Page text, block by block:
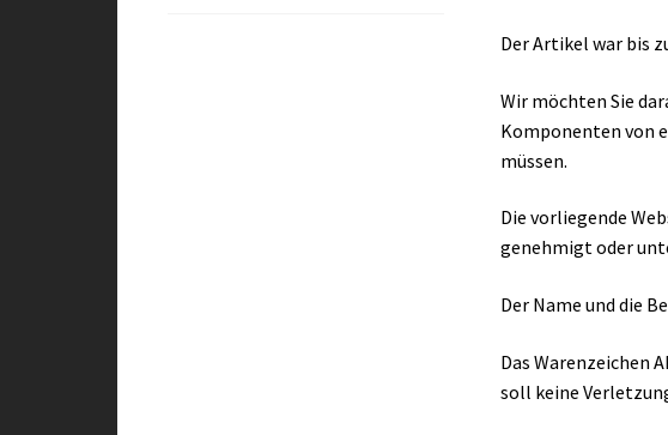
Der Artikel war bis
Wir möchten Sie
Komponenten von
müssen.
Die vorliegende
genehmigt oder
Der Name und die
Das Warenzeichen
soll keine